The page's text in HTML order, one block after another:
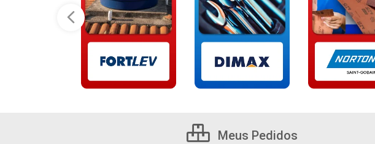
Meus Pedidos